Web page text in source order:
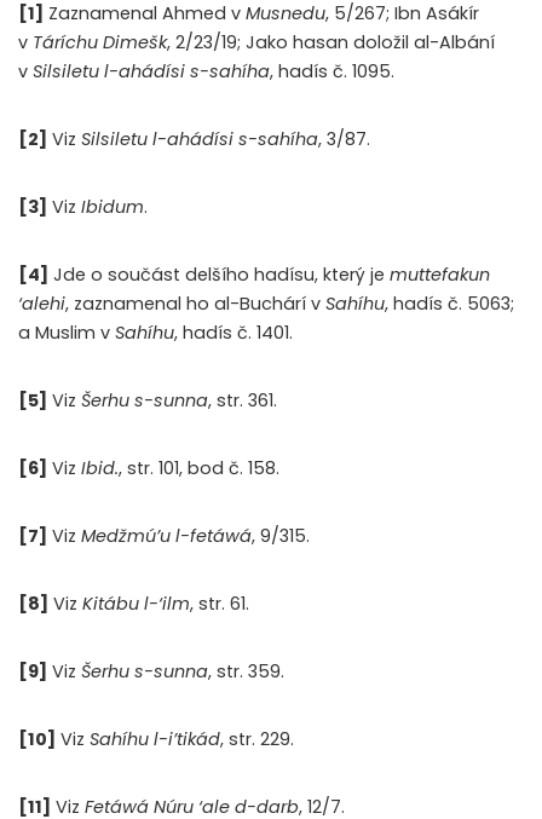
[1] Zaznamenal Ahmed v Musnedu, 5/267; Ibn Asákír
v Táríchu Dimešk, 2/23/19; Jako hasan doložil al-Albání
v Silsiletu l-ahádísi s-sahíha, hadís č. 1095.
[2] Viz Silsiletu l-ahádísi s-sahíha, 3/87.
[3] Viz Ibidum.
[4] Jde o součást delšího hadísu, který je muttefakun
‘alehi, zaznamenal ho al-Buchárí v Sahíhu, hadís č. 5063;
a Muslim v Sahíhu, hadís č. 1401.
[5] Viz Šerhu s-sunna, str. 361.
[6] Viz Ibid., str. 101, bod č. 158.
[7] Viz Medžmú’u l-fetáwá, 9/315.
[8] Viz Kitábu l-‘ilm, str. 61.
[9] Viz Šerhu s-sunna, str. 359.
[10] Viz Sahíhu l-i’tikád, str. 229.
[11] Viz Fetáwá Núru ‘ale d-darb, 12/7.